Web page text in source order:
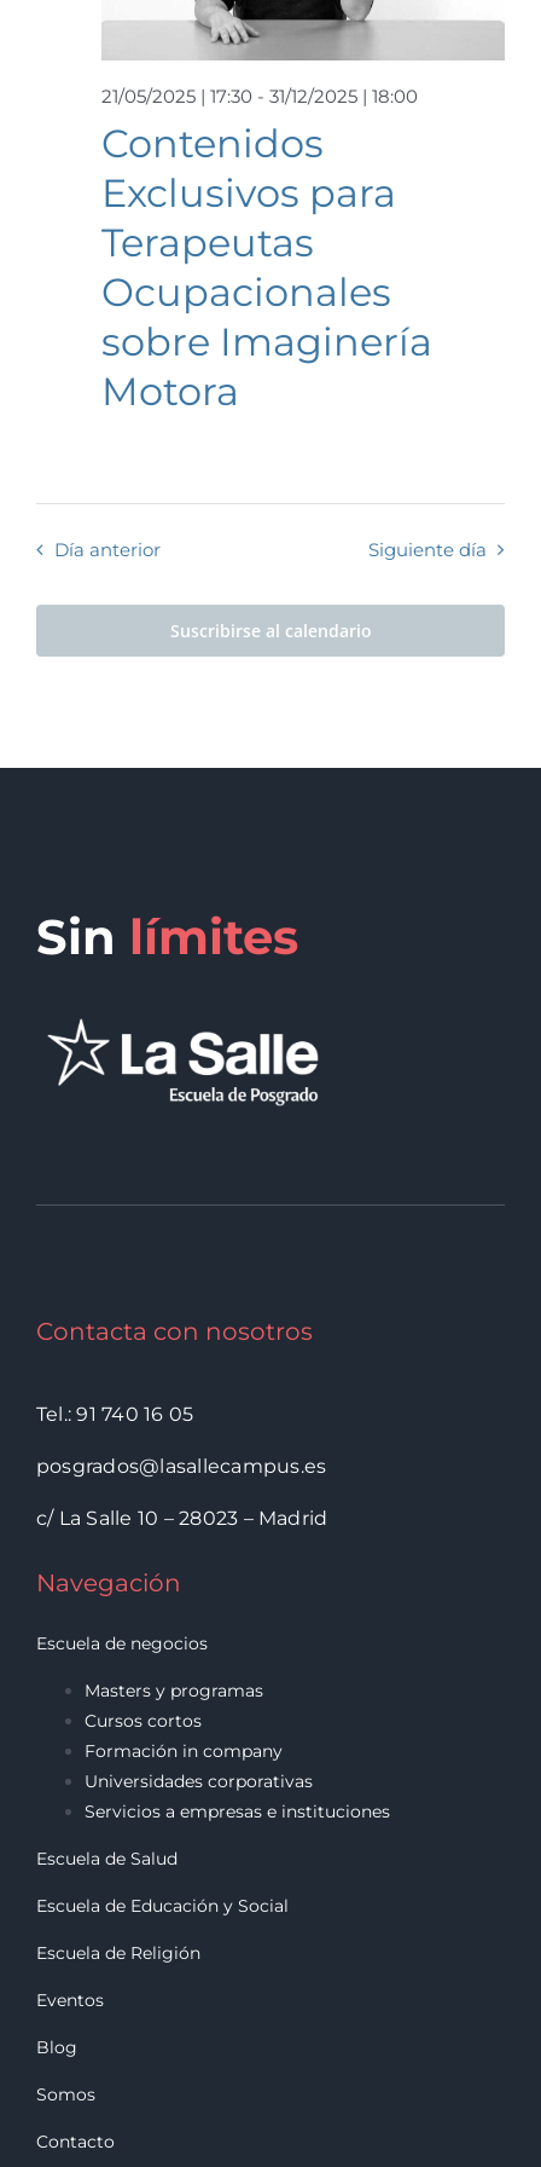
Contenidos
Exclusivos para
Terapeutas
Ocupacionales
sobre Imaginería
Motora
21/05/2025 | 17:30 - 31/12/2025 | 18:00
Día anterior Siguiente día
Suscribirse al calendario
Sin límites
Contacta con nosotros
Tel.: 91 740 16 05
posgrados@lasallecampus.es
c/ La Salle 10 – 28023 – Madrid
Navegación
Escuela de negocios
Masters y programas
Cursos cortos
Formación in company
Universidades corporativas
Servicios a empresas e instituciones
Escuela de Salud
Escuela de Educación y Social
Escuela de Religión
Eventos
Blog
Somos
Contacto